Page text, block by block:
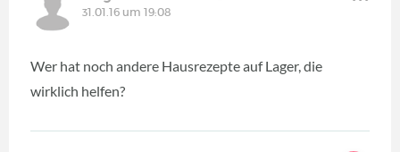
31.01.16 um 19:08
Wer hat noch andere Hausrezepte auf Lager, die
wirklich helfen?